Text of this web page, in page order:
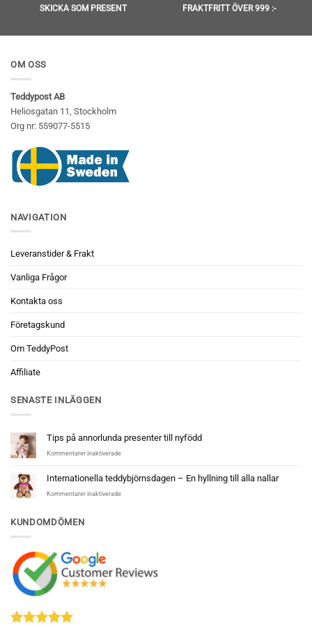
SKICKA SOM PRESENT FRAKTFRITT ÖVER 999 :-
OM OSS
Teddypost AB
Heliosgatan 11, Stockholm
Org nr: 559077-5515
NAVIGATION
Leveranstider & Frakt
Vanliga Frågor
Kontakta oss
Företagskund
Om TeddyPost
Affiliate
SENASTE INLÄGGEN
Tips på annorlunda presenter till nyfödd
Kommentarer inaktiveradeför
på
annorlunda
presenter
Internationella teddybjörnsdagen – En hyllning till alla nallar
Kommentarer inaktiveradeför
nallar
KUNDOMDÖMEN